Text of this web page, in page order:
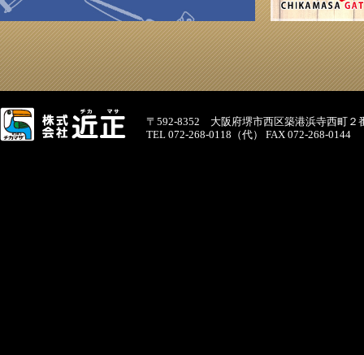
〒592-8352 大阪府堺市西区築港浜寺西町２
TEL 072-268-0118（代） FAX 072-268-0144